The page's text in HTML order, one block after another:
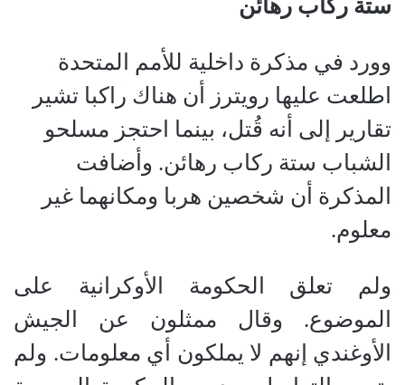
ستة ركاب رهائن
وورد في مذكرة داخلية للأمم المتحدة
اطلعت عليها رويترز أن هناك راكبا تشير
تقارير إلى أنه قُتل، بينما احتجز مسلحو
الشباب ستة ركاب رهائن. وأضافت
المذكرة أن شخصين هربا ومكانهما غير
معلوم.
ولم تعلق الحكومة الأوكرانية على
الموضوع. وقال ممثلون عن الجيش
الأوغندي إنهم لا يملكون أي معلومات. ولم